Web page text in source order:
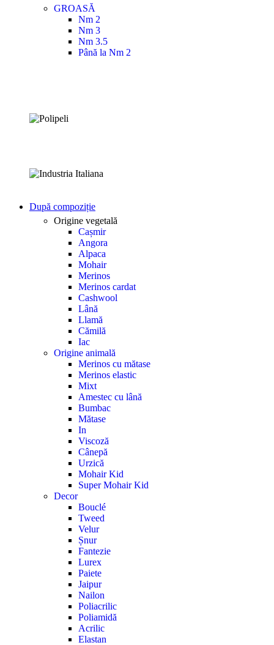
GROASĂ
Nm 2
Nm 3
Nm 3.5
Până la Nm 2
După compoziție
Origine vegetală
Cașmir
Angora
Alpaca
Mohair
Merinos
Merinos cardat
Cashwool
Lână
Llamă
Cămilă
Iac
Origine animală
Merinos cu mătase
Merinos elastic
Mixt
Amestec cu lână
Bumbac
Mătase
In
Viscoză
Cânepă
Urzică
Mohair Kid
Super Mohair Kid
Decor
Bouclé
Tweed
Velur
Șnur
Fantezie
Lurex
Paiete
Jaipur
Nailon
Poliacrilic
Poliamidă
Acrilic
Elastan